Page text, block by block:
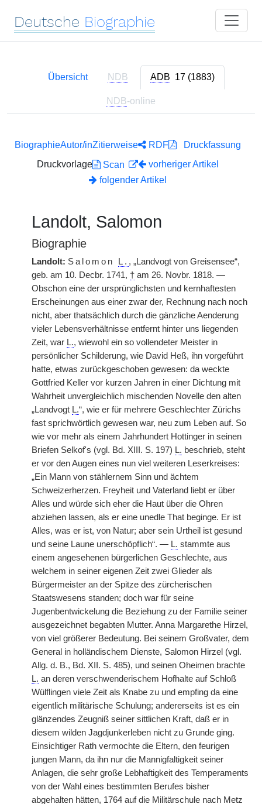
Deutsche Biographie
Übersicht NDB ADB 17 (1883)
NDB-online
BiographieAutor/inZitierweise RDF
Druckfassung
Druckvorlage
Scan
vorheriger Artikel
folgender Artikel
Landolt, Salomon
Biographie
Landolt: Salomon L. , „Landvogt von Greisensee“,
geb. am 10. Decbr. 1741, † am 26. Novbr. 1818. —
Obschon eine der ursprünglichsten und kernhaftesten
Erscheinungen aus einer zwar der, Rechnung nach noch
nicht, aber thatsächlich durch die gänzliche Aenderung
vieler Lebensverhältnisse entfernt hinter uns liegenden
Zeit, war L., wiewohl ein so vollendeter Meister in
persönlicher Schilderung, wie David Heß, ihn vorgeführt
hatte, etwas zurückgeschoben gewesen: da weckte
Gottfried Keller vor kurzen Jahren in einer Dichtung mit
Wahrheit unvergleichlich mischenden Novelle den alten
„Landvogt L.“, wie er für mehrere Geschlechter Zürichs
fast sprichwörtlich gewesen war, neu zum Leben auf. So
wie vor mehr als einem Jahrhundert Hottinger in seinen
Briefen Selkof's (vgl. Bd. XIII. S. 197) L. beschrieb, steht
er vor den Augen eines nun viel weiteren Leserkreises:
„Ein Mann von stählernem Sinn und ächtem
Schweizerherzen. Freyheit und Vaterland liebt er über
Alles und würde sich eher die Haut über die Ohren
abziehen lassen, als er eine unedle That beginge. Er ist
Alles, was er ist, von Natur; aber sein Urtheil ist gesund
und seine Laune unerschöpflich“. — L. stammte aus
einem angesehenen bürgerlichen Geschlechte, aus
welchem in seiner eigenen Zeit zwei Glieder als
Bürgermeister an der Spitze des zürcherischen
Staatswesens standen; doch war für seine
Jugenbentwickelung die Beziehung zu der Familie seiner
ausgezeichnet begabten Mutter. Anna Margarethe Hirzel,
von viel größerer Bedeutung. Bei seinem Großvater, dem
General in holländischem Dienste, Salomon Hirzel (vgl.
Allg. d. B., Bd. XII. S. 485), und seinen Oheimen brachte
L. an deren verschwenderischem Hofhalte auf Schloß
Wülflingen viele Zeit als Knabe zu und empfing da eine
eigentlich militärische Schulung; andererseits ist es ein
glänzendes Zeugniß seiner sittlichen Kraft, daß er in
diesem wilden Jagdjunkerleben nicht zu Grunde ging.
Einsichtiger Rath vermochte die Eltern, den feurigen
jungen Mann, da ihn nur die Mannigfaltigkeit seiner
Anlagen, die sehr große Lebhaftigkeit des Temperaments
von der Wahl eines bestimmten Berufes bisher
abgehalten hätten, 1764 auf die Militärschule nach Metz